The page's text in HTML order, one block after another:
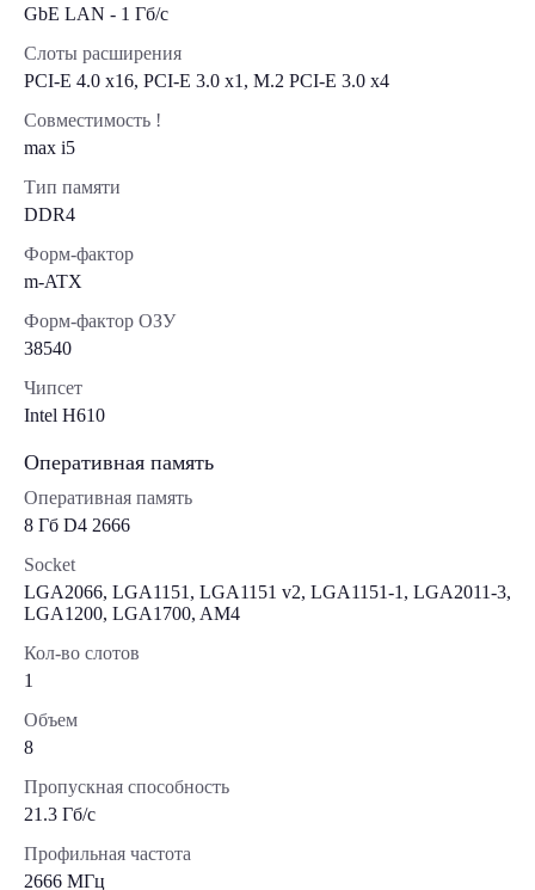
GbE LAN - 1 Гб/с
Слоты расширения
PCI-E 4.0 x16, PCI-E 3.0 x1, M.2 PCI-E 3.0 х4
Совместимость !
max i5
Тип памяти
DDR4
Форм-фактор
m-ATX
Форм-фактор ОЗУ
38540
Чипсет
Intel H610
Оперативная память
Оперативная память
8 Гб D4 2666
Socket
LGA2066, LGA1151, LGA1151 v2, LGA1151-1, LGA2011-3,
LGA1200, LGA1700, AM4
Кол-во слотов
1
Объем
8
Пропускная способность
21.3 Гб/с
Профильная частота
2666 МГц